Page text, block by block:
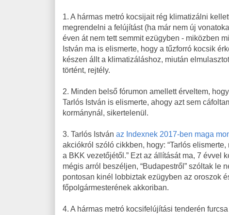
1. A hármas metró kocsijait rég klimatizálni
megrendelni a felújítást (ha már nem új
éven át nem tett semmit ezügyben - miközben
István ma is elismerte, hogy a tűzforró kocsik
készen állt a klimatizáláshoz, miután
történt, rejtély.
2. Minden belső fórumon amellett érveltem,
Tarlós István is elismerte, ahogy azt sem
kormánynál, sikertelenül.
3. Tarlós István az Indexnek 2017-ben maga
akciókról szóló cikkben, hogy: “Tarlós
a BKK vezetőjétől.” Ezt az állítását ma, 7 évvel
mégis arról beszéljen, “Budapestről” szóltak le
pontosan kinél lobbiztak ezügyben az oroszok
főpolgármesterének akkoriban.
4. A hármas metró kocsifelújítási tenderén